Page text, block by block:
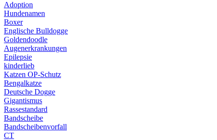
Adoption
Hundenamen
Boxer
Englische Bulldogge
Goldendoodle
Augenerkrankungen
Epilepsie
kinderlieb
Katzen OP-Schutz
Bengalkatze
Deutsche Dogge
Gigantismus
Rassestandard
Bandscheibe
Bandscheibenvorfall
CT